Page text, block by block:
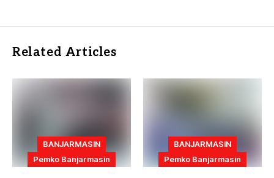
Related Articles
BANJARMASIN
Pemko Banjarmasin
BANJARMASIN
Pemko Banjarmasin